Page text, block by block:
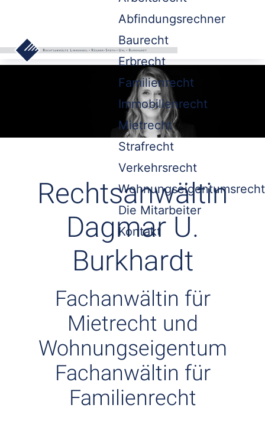
Abfindungsrechner
Baurecht
Erbrecht
Familienrecht
Immobilienrecht
Mietrecht
Strafrecht
Verkehrsrecht
Wohnungseigentumsrecht
Die Mitarbeiter
Kontakt
Rechtsanwältin
Dagmar U.
Burkhardt
Fachanwältin für
Mietrecht und
Wohnungseigentum
Fachanwältin für
Familienrecht